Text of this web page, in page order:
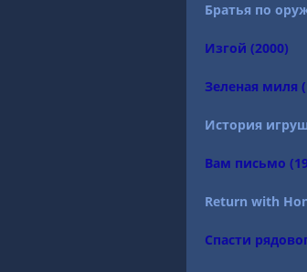
Братья по
Изгой (2000)
Зеленая миля
История
Вам письмо
Return with
Спасти